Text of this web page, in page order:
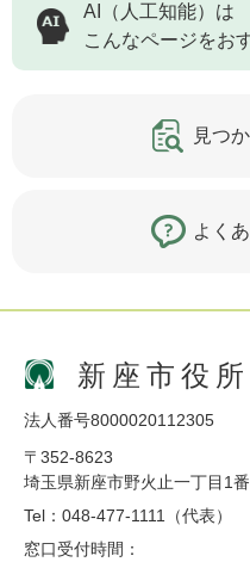
AI（人工知能）は
こんなページをお
見つ
よく
新座市役所
法人番号8000020112305
〒352-8623
埼玉県新座市野火止一丁目1
Tel：048-477-1111（代表）
窓口受付時間：